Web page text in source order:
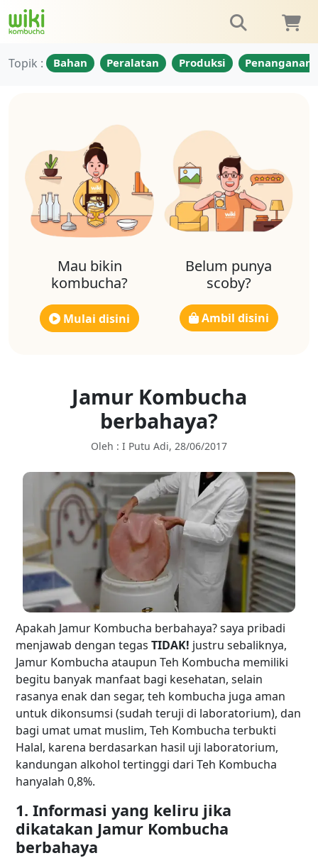
Topik : Bahan Peralatan Produksi Penanganan
Mau bikin
kombucha?
Mulai disini
Belum punya
scoby?
Ambil disini
Jamur Kombucha
berbahaya?
Oleh : I Putu Adi, 28/06/2017
Apakah Jamur Kombucha berbahaya? saya pribadi
menjawab dengan tegas TIDAK! justru sebaliknya,
Jamur Kombucha ataupun Teh Kombucha memiliki
begitu banyak manfaat bagi kesehatan, selain
rasanya enak dan segar, teh kombucha juga aman
untuk dikonsumsi (sudah teruji di laboratorium), dan
bagi umat umat muslim, Teh Kombucha terbukti
Halal, karena berdasarkan hasil uji laboratorium,
kandungan alkohol tertinggi dari Teh Kombucha
hanyalah 0,8%.
1. Informasi yang keliru jika
dikatakan Jamur Kombucha
berbahaya